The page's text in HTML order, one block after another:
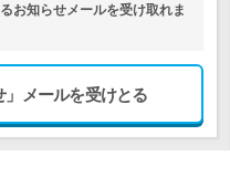
お知らせメールを受け取れま
メールを受けとる